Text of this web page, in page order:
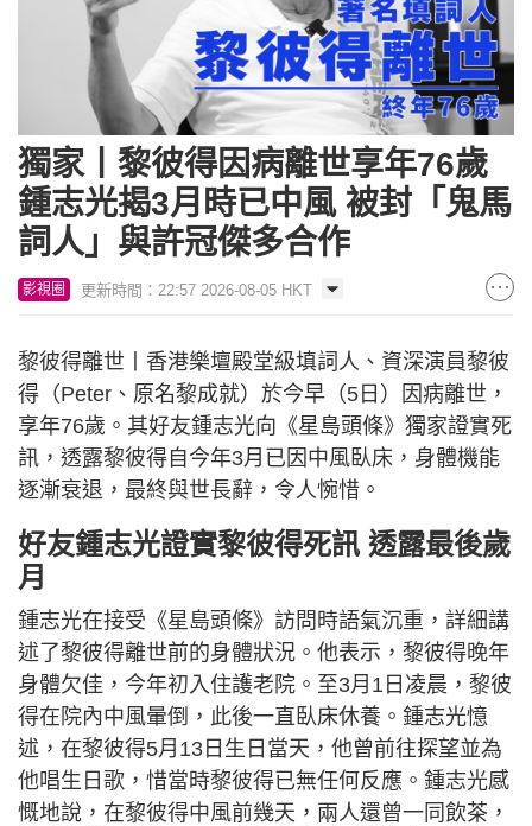
獨家丨黎彼得因病離世享年76歲
鍾志光揭3月時已中風 被封「鬼馬
詞人」與許冠傑多合作
影視圈 更新時間：22:57 2026-08-05 HKT
黎彼得離世丨香港樂壇殿堂級填詞人、資深演員黎彼
得（Peter、原名黎成就）於今早（5日）因病離世，
享年76歲。其好友鍾志光向《星島頭條》獨家證實死
訊，透露黎彼得自今年3月已因中風臥床，身體機能
逐漸衰退，最終與世長辭，令人惋惜。
好友鍾志光證實黎彼得死訊 透露最後歲
月
鍾志光在接受《星島頭條》訪問時語氣沉重，詳細講
述了黎彼得離世前的身體狀況。他表示，黎彼得晚年
身體欠佳，今年初入住護老院。至3月1日凌晨，黎彼
得在院內中風暈倒，此後一直臥床休養。鍾志光憶
述，在黎彼得5月13日生日當天，他曾前往探望並為
他唱生日歌，惜當時黎彼得已無任何反應。鍾志光感
慨地說，在黎彼得中風前幾天，兩人還曾一同飲茶，